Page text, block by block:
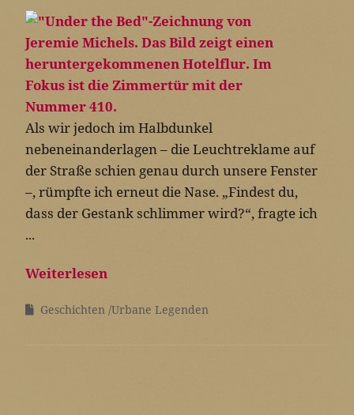
Als wir jedoch im Halbdunkel
nebeneinanderlagen – die Leuchtreklame auf
der Straße schien genau durch unsere Fenster
–, rümpfte ich erneut die Nase. „Findest du,
dass der Gestank schlimmer wird?“, fragte ich
...
Weiterlesen
Geschichten Urbane Legenden